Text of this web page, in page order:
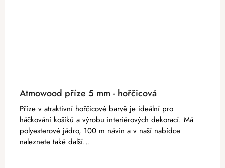
Atmowood příze 5 mm - hořčicová
Příze v atraktivní hořčicové barvě je ideální pro
háčkování košíků a výrobu interiérových dekorací. Má
polyesterové jádro, 100 m návin a v naší nabídce
naleznete také další...